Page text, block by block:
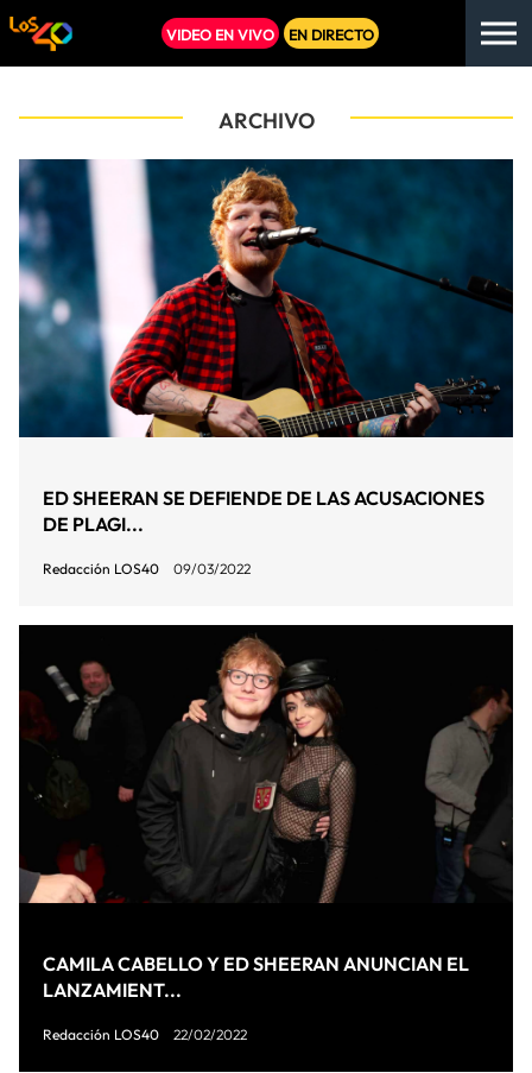
VIDEO EN VIVO EN DIRECTO
ARCHIVO
ED SHEERAN SE DEFIENDE DE LAS ACUSACIONES
DE PLAGI...
Redacción LOS40 09/03/2022
CAMILA CABELLO Y ED SHEERAN ANUNCIAN EL
LANZAMIENT...
Redacción LOS40 22/02/2022